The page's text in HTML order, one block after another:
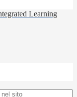
Learning